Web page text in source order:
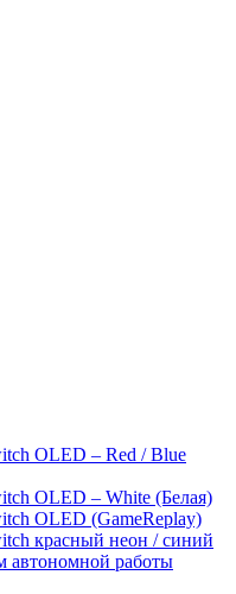
OLED – Red / Blue
OLED – White (Белая)
OLED (GameReplay)
красный неон / синий
автономной работы